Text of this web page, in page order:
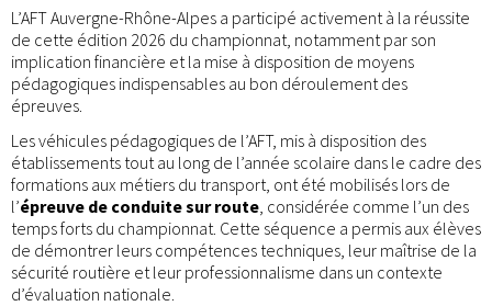
L’AFT Auvergne-Rhône-Alpes a participé activement à la réussite
de cette édition 2026 du championnat, notamment par son
implication financière et la mise à disposition de moyens
pédagogiques indispensables au bon déroulement des
épreuves.
Les véhicules pédagogiques de l’AFT, mis à disposition des
établissements tout au long de l’année scolaire dans le cadre des
formations aux métiers du transport, ont été mobilisés lors de
l’épreuve de conduite sur route , considérée comme l’un des
temps forts du championnat. Cette séquence a permis aux élèves
de démontrer leurs compétences techniques, leur maîtrise de la
sécurité routière et leur professionnalisme dans un contexte
d’évaluation nationale.